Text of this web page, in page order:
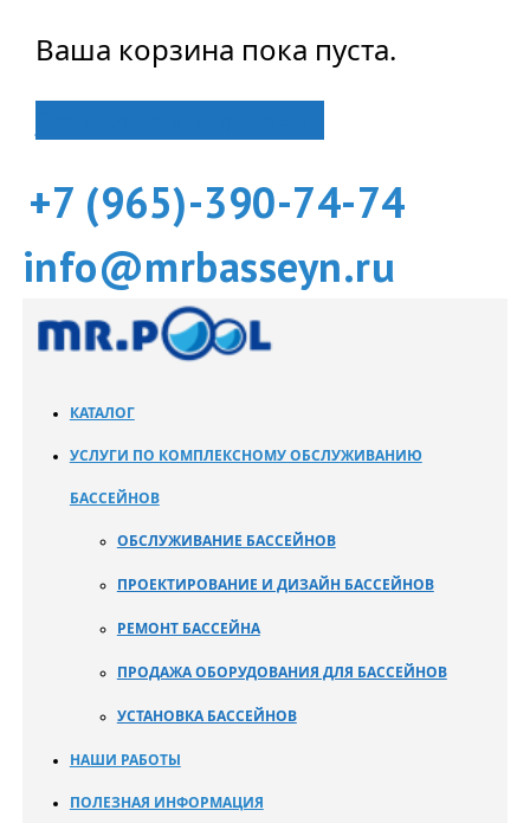
Ваша корзина пока пуста.
+7 (965)-390-74-74
info@mrbasseyn.ru
КАТАЛОГ
УСЛУГИ ПО КОМПЛЕКСНОМУ ОБСЛУЖИВАНИЮ
БАССЕЙНОВ
ОБСЛУЖИВАНИЕ БАССЕЙНОВ
ПРОЕКТИРОВАНИЕ И ДИЗАЙН БАССЕЙНОВ
РЕМОНТ БАССЕЙНА
ПРОДАЖА ОБОРУДОВАНИЯ ДЛЯ БАССЕЙНОВ
УСТАНОВКА БАССЕЙНОВ
НАШИ РАБОТЫ
ПОЛЕЗНАЯ ИНФОРМАЦИЯ